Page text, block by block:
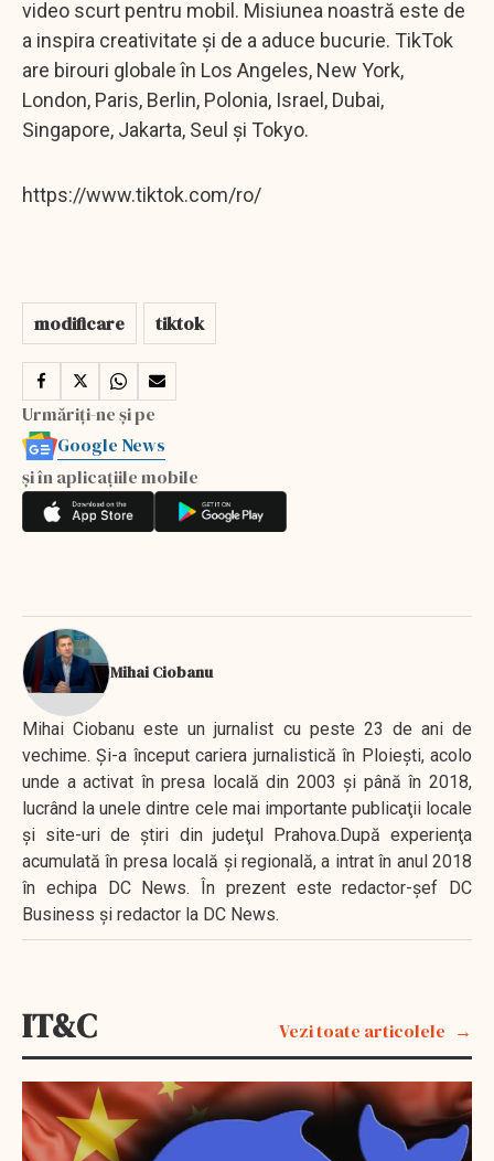
video scurt pentru mobil. Misiunea noastră este de
a inspira creativitate și de a aduce bucurie. TikTok
are birouri globale în Los Angeles, New York,
London, Paris, Berlin, Polonia, Israel, Dubai,
Singapore, Jakarta, Seul și Tokyo.
https://www.tiktok.com/ro/
modificare tiktok
Urmăriți-ne și pe
Google News
și în aplicațiile mobile
Mihai Ciobanu
Mihai Ciobanu este un jurnalist cu peste 23 de ani de
vechime. Şi-a început cariera jurnalistică în Ploieşti, acolo
unde a activat în presa locală din 2003 şi până în 2018,
lucrând la unele dintre cele mai importante publicaţii locale
şi site-uri de ştiri din judeţul Prahova.După experienţa
acumulată în presa locală şi regională, a intrat în anul 2018
în echipa DC News. În prezent este redactor-şef DC
Business şi redactor la DC News.
IT&C Vezi toate articolele